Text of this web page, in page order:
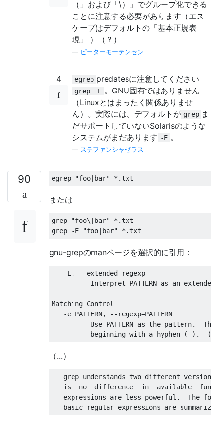
（」および「\）」でグループ化できる
ことに注意する必要があります（エス
ケープはデフォルトの「基本正規表
現」 ）（？）
ピーターモーテンセン
4 egrep predatesに注意してください
grep -E 。GNU固有ではありません
（Linuxとはまったく関係ありませ
ん）。実際には、デフォルトが grep ま
だサポートしていないSolarisのような
システムがまだあります -E 。
ステファンシャゼラス
90 egrep "foo|bar" *.txt
または
grep "foo\|bar" *.txt
grep
-E "foo|bar" *.txt
gnu-grepのmanページを選択的に引用：
-E, --extended- regexp
Interpret PATTERN as an
Matching Control
-e PATTERN, -- regexp=PATTERN
Use PATTERN as the pattern.
          beginning with a hyphen
(-). (-
（...）
grep understands two different
   is  no  difference
in
available
   expressions are less powerful
. The
basic regular expressions are